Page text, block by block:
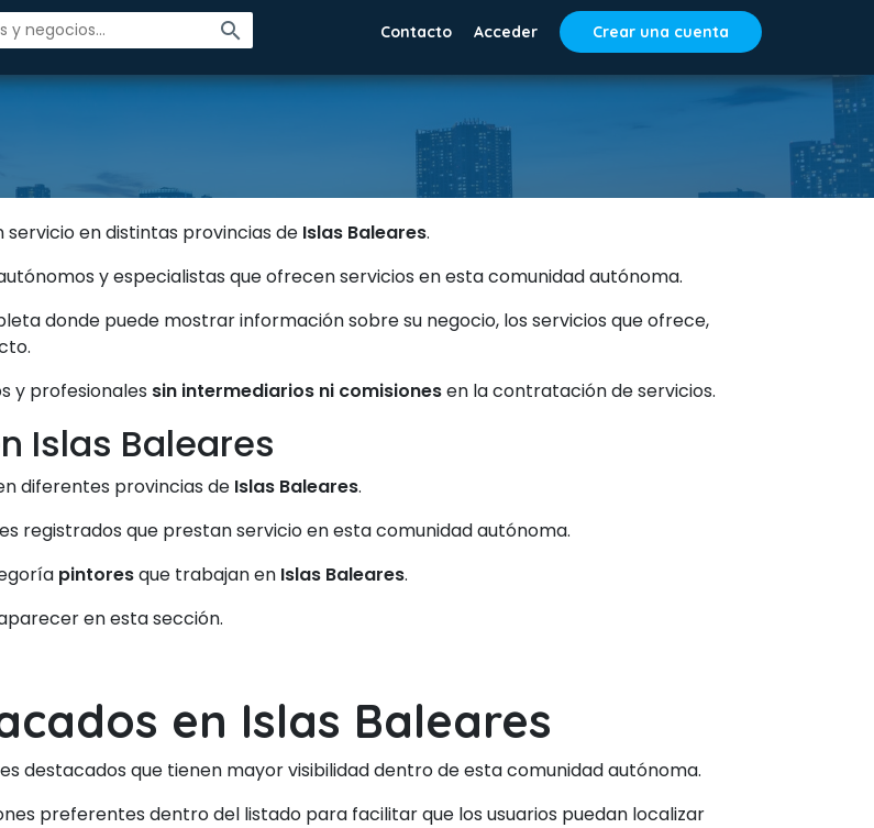
search Contacto Acceder Crear una cuenta
servicio en distintas provincias de Islas Baleares.
y especialistas que ofrecen servicios en esta comunidad autónoma.
donde puede mostrar información sobre su negocio, los servicios que ofrece,
y profesionales sin intermediarios ni comisionesen la contratación de servicios.
Islas Baleares
diferentes provincias de Islas Baleares.
registrados que prestan servicio en esta comunidad autónoma.
pintoresque trabajan en Islas Baleares.
en esta sección.
en Islas Baleares
destacados que tienen mayor visibilidad dentro de esta comunidad autónoma.
preferentes dentro del listado para facilitar que los usuarios puedan localizar